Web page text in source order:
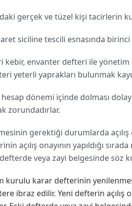
gerçek ve tüzel kişi tacirlerin
siciline tescili esnasında birinci
kebir, envanter defteri ile
yeterli yaprakları bulunmak
dönemi içinde dolması
zorundadırlar.
gerektiği durumlarda
açılış onayının yapıldığı
veya zayi belgesinde söz
kurulu karar defterinin
ibraz edilir. Yeni defterin açılış